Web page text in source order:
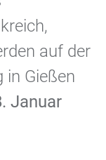
auf der
in Gießen
Januar